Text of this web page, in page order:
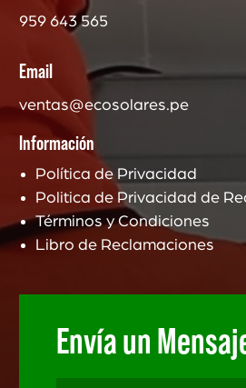
959 643 565
Email
ventas@ecosolares.pe
Información
Política de Privacidad
Politica de Privacidad de
Términos y Condiciones
Libro de Reclamaciones
Envía un